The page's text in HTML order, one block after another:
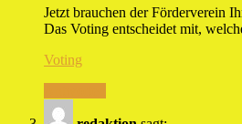
Jetzt brauchen der Förderverein
Das Voting entscheidet mit,
Voting